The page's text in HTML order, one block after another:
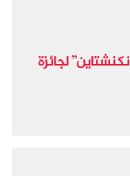
لجائزة